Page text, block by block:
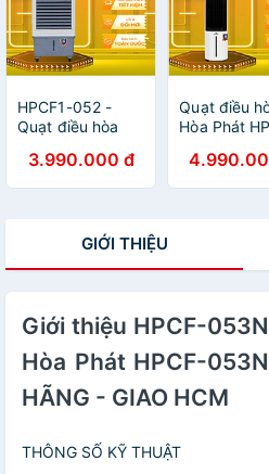
HPCF1-052 -
Quạt điều hòa
052 - HÀNG
CHÍNH HÃNG -
3.990.000 đ
Quạt điều
Hòa Phát
CHÍNH
CHỈ GIAO
GIỚI THIỆU
Giới thiệu HPCF-
Hòa Phát HPCF-
HÃNG - GIAO HCM
THÔNG SỐ KỸ THUẬT